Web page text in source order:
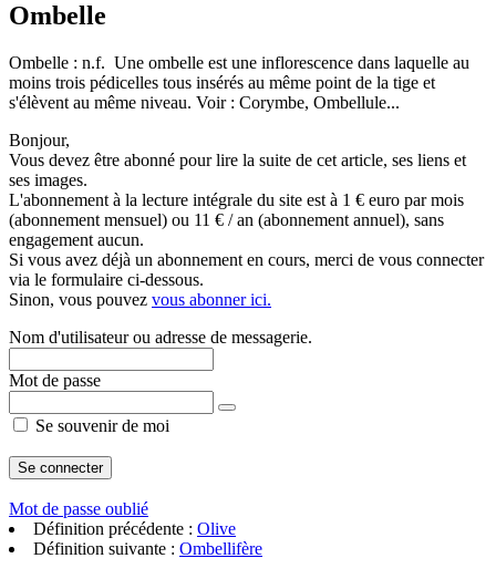
Ombelle
Ombelle : n.f. Une ombelle est une inflorescence dans laquelle au
moins trois pédicelles tous insérés au même point de la tige et
s'élèvent au même niveau. Voir : Corymbe, Ombellule...
Bonjour,
Vous devez être abonné pour lire la suite de cet article, ses liens et
ses images.
L'abonnement à la lecture intégrale du site est à 1 € euro par mois
(abonnement mensuel) ou 11 € / an (abonnement annuel), sans
engagement aucun.
Si vous avez déjà un abonnement en cours, merci de vous connecter
via le formulaire ci-dessous.
Sinon, vous pouvez vous abonner ici.
Nom d'utilisateur ou adresse de messagerie.
Mot de passe
Se souvenir de moi
Mot de passe oublié
Définition précédente : Olive
Définition suivante : Ombellifère